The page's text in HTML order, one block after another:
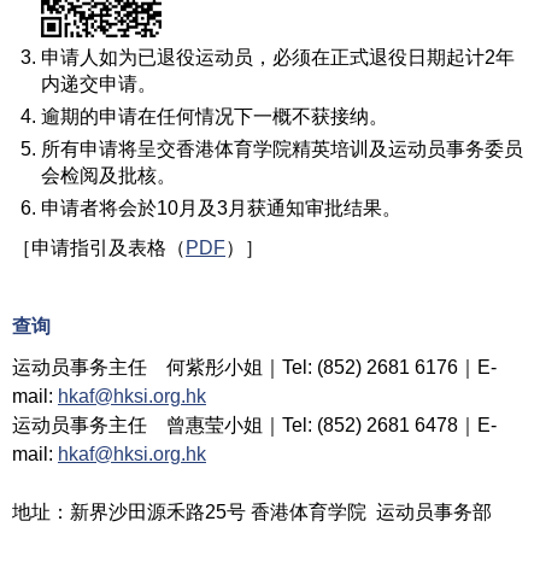
申请人如为已退役运动员，必须在正式退役日期起计2年
内递交申请。
逾期的申请在任何情况下一概不获接纳。
所有申请将呈交香港体育学院精英培训及运动员事务委员
会检阅及批核。
申请者将会於10月及3月获通知审批结果。
［申请指引及表格（PDF）］
查询
运动员事务主任 何紫彤小姐｜Tel: (852) 2681 6176｜E-
mail: hkaf@hksi.org.hk
运动员事务主任 曾惠莹小姐｜Tel: (852) 2681 6478｜E-
mail: hkaf@hksi.org.hk
地址：新界沙田源禾路25号 香港体育学院 运动员事务部